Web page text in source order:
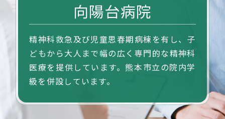
向陽台病院
精神科救急及び児童思春期病棟を有し、子
どもから大人まで幅の広く専門的な精神科
医療を提供しています。熊本市立の院内学
級を併設しています。